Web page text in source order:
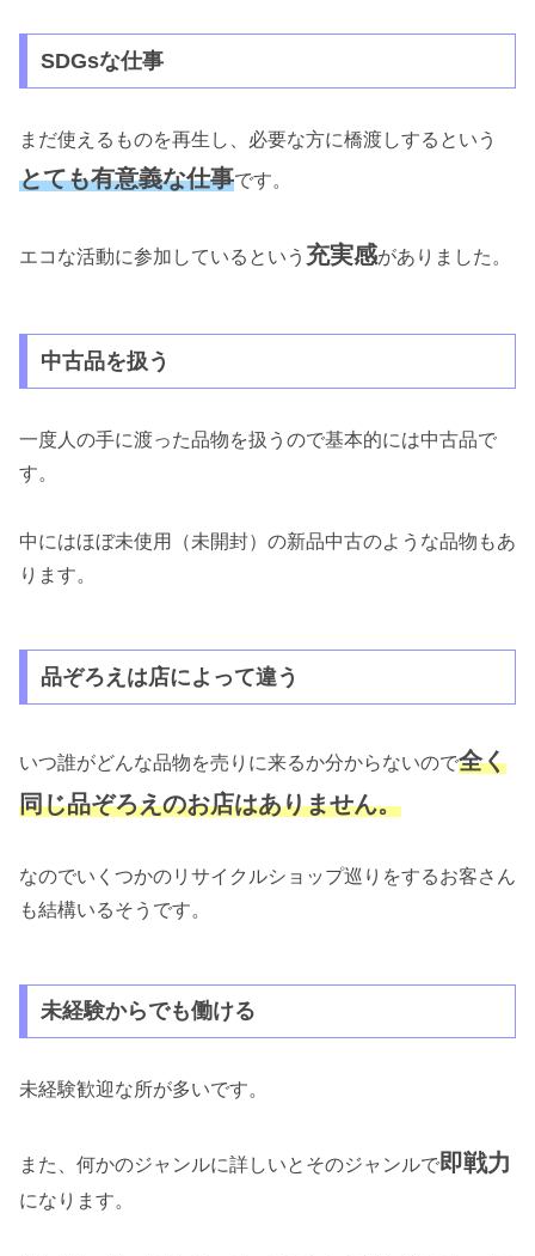
SDGsな仕事
まだ使えるものを再生し、必要な方に橋渡しするという
とても有意義な仕事です。
エコな活動に参加しているという 充実感がありました。
中古品を扱う
一度人の手に渡った品物を扱うので基本的には中古品で
す。
中にはほぼ未使用（未開封）の新品中古のような品物もあ
ります。
品ぞろえは店によって違う
いつ誰がどんな品物を売りに来るか分からないので全く
同じ品ぞろえのお店はありません。
なのでいくつかのリサイクルショップ巡りをするお客さん
も結構いるそうです。
未経験からでも働ける
未経験歓迎な所が多いです。
また、何かのジャンルに詳しいとそのジャンルで即戦力
になります。